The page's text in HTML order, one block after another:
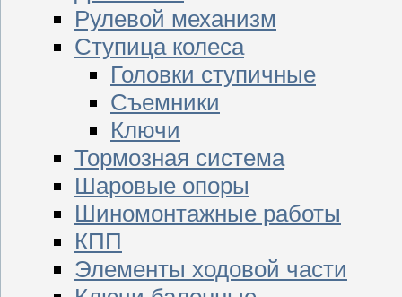
Рулевой механизм
Ступица колеса
Головки ступичные
Съемники
Ключи
Тормозная система
Шаровые опоры
Шиномонтажные работы
КПП
Элементы ходовой части